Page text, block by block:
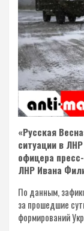
«Русская
ситуации в
офицера
ЛНР Ивана
По данным,
за прошедшие
формирований